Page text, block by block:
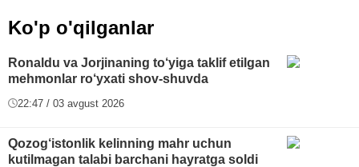
Ko'p o'qilganlar
Ronaldu va Jorjinaning to‘yiga taklif etilgan
mehmonlar ro‘yxati shov-shuvda
22:47 / 03 avgust 2026
Qozog‘istonlik kelinning mahr uchun
kutilmagan talabi barchani hayratga soldi